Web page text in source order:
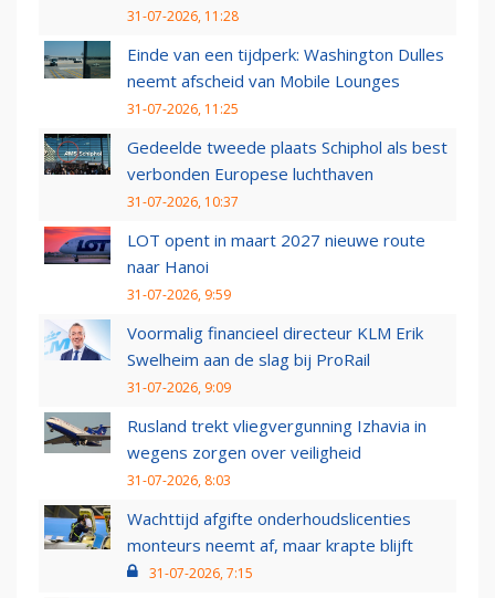
31-07-2026, 11:28
Einde van een tijdperk: Washington Dulles
neemt afscheid van Mobile Lounges
31-07-2026, 11:25
Gedeelde tweede plaats Schiphol als best
verbonden Europese luchthaven
31-07-2026, 10:37
LOT opent in maart 2027 nieuwe route
naar Hanoi
31-07-2026, 9:59
Voormalig financieel directeur KLM Erik
Swelheim aan de slag bij ProRail
31-07-2026, 9:09
Rusland trekt vliegvergunning Izhavia in
wegens zorgen over veiligheid
31-07-2026, 8:03
Wachttijd afgifte onderhoudslicenties
monteurs neemt af, maar krapte blijft
31-07-2026, 7:15